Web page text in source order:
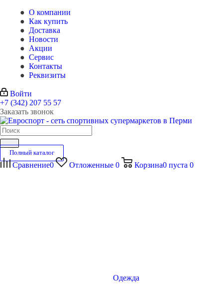
О компании
Как купить
Доставка
Новости
Акции
Сервис
Контакты
Реквизиты
Войти
+7 (342) 207 55 57
Заказать звонок
Полный каталог
Сравнение0 Отложенные 0 Корзина0 пуста 0
Одежда